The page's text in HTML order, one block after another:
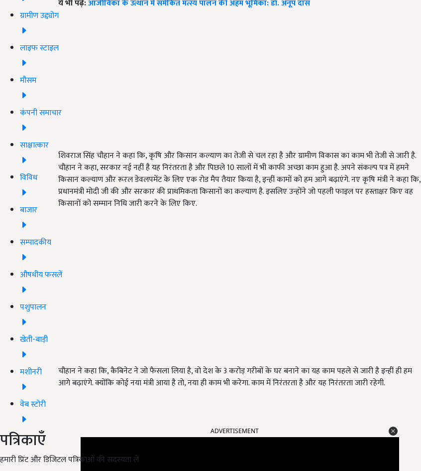
ग्रामीण उद्द्योग
लाइफ स्टाइल
मौसम
कंपनी समाचार
साक्षात्कार
विविध
बाजार
सम्पादकीय
औषधीय फसलें
पशुपालन
खेती-बाड़ी
मशीनरी
वेब स्टोरी
पत्रिकाएँ
हमारी प्रिंट और डिजिटल पत्रिकाओं की सदस्यता लें
ये भी पढ़ें:आजीविका के उत्थान में समेकित मत्स्य पालन की अहम भूमिका: डॉ. अनूप दास
शिवराज सिंह चौहान ने कहा कि, कृषि और किसान कल्याण का तेजी से चल रहा है और ग्रामीण विकास का काम भी तेजी से जारी है.
चौहान ने कहा, सरकार नई नहीं है यह निरंतरता है और पिछले 10 सालों में भी काफी अच्छा काम हुआ है. अपने संकल्प पत्र में हमने
किसान कल्याण और रूरल डेवलपमेंट के लिए एक रोड मैप तैयार किया है, इन्हीं कामों को हम आगे बढ़ाएंगे. नए कृषि मंत्री ने कहा कि,
प्रधानमंत्री मोदी जी की और सरकार की प्राथमिकता किसानों का कल्याण है. इसलिए उन्होंने जो पहली फाइल पर हस्ताक्षर किए वह
किसानों को सम्मान निधि जारी करने के लिए किए.
चौहान ने कहा कि, कैबिनेट ने जो फैसला लिया है, वो देश के 3 करोड़ गरीबों के घर बनाने का यह काम पहले से जारी है इन्हीं ही हम
आगे बढ़ाएंगे. क्योंकि कोई नया मंत्री आया है तो, नया ही काम भी करेगा. काम में निरंतरता है और यह निरंतरता जारी रहेगी.